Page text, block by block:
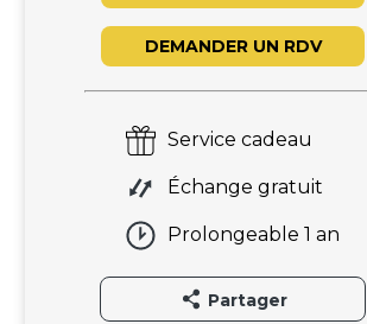
DEMANDER UN RDV
Service cadeau
Échange gratuit
Prolongeable 1 an
Partager